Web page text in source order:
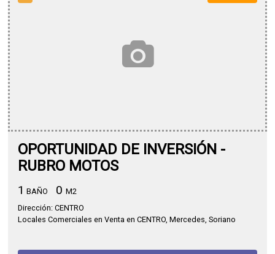
OPORTUNIDAD DE INVERSIÓN -
RUBRO MOTOS
1 BAÑO 0 M2
Dirección: CENTRO
Locales Comerciales en Venta en CENTRO, Mercedes, Soriano